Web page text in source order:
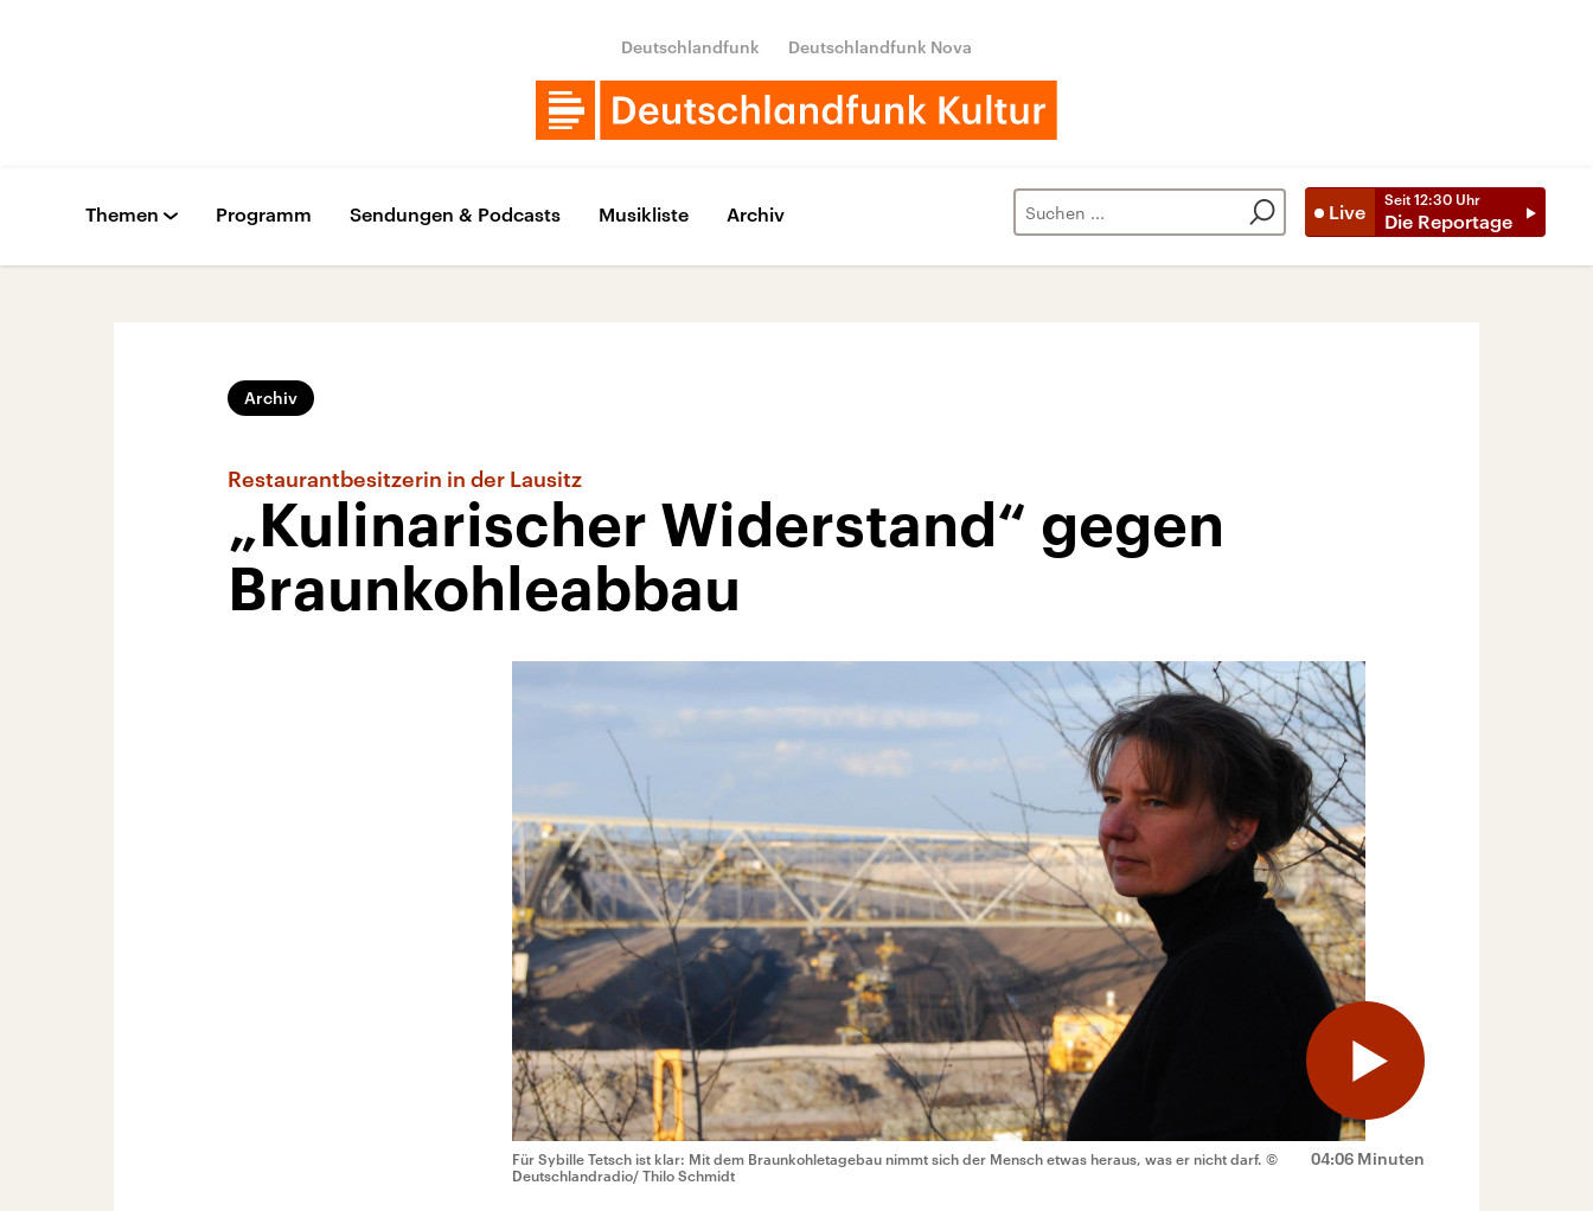
Deutschlandfunk Deutschlandfunk Nova
Live
Seit 12:30 Uhr
Die Reportage
Themen Programm Sendungen & Podcasts Musikliste Archiv
Archiv
Restaurantbesitzerin in der Lausitz
„Kulinarischer Widerstand“ gegen
Braunkohleabbau
04:06 Minuten
Für Sybille Tetsch ist klar: Mit dem Braunkohletagebau nimmt sich der Mensch etwas heraus, was er nicht darf. ©
Deutschlandradio/ Thilo Schmidt